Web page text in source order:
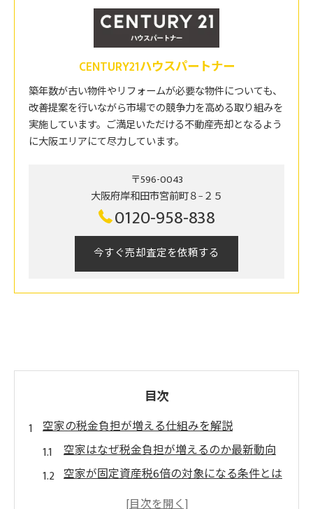
CENTURY21ハウスパートナー
築年数が古い物件やリフォームが必要な物件についても、
改善提案を行いながら市場での競争力を高める取り組みを
実施しています。ご満足いただける不動産売却となるよう
に大阪エリアにて尽力しています。
〒596-0043
大阪府岸和田市宮前町８−２５
0120-958-838
今すぐ売却査定を依頼する
目次
空家の税金負担が増える仕組みを解説
空家はなぜ税金負担が増えるのか最新動向
空家が固定資産税6倍の対象になる条件とは
空家状態が税額に与える影響と見落としが